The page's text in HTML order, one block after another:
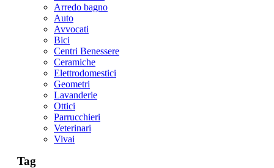
Arredo bagno
Auto
Avvocati
Bici
Centri Benessere
Ceramiche
Elettrodomestici
Geometri
Lavanderie
Ottici
Parrucchieri
Veterinari
Vivai
Tag